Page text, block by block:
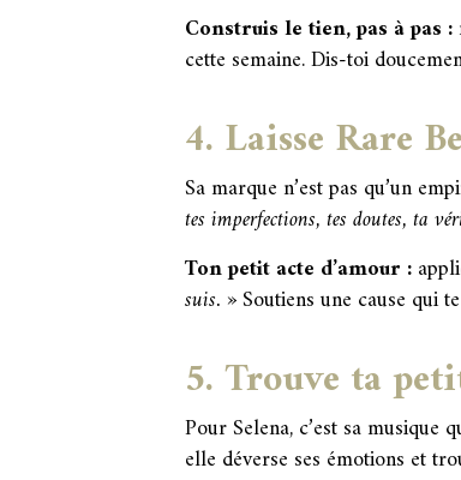
Construis le tien, pas à pas :
cette semaine. Dis-toi
4. Laisse Rare
Sa marque n’est pas qu’un
tes imperfections, tes doutes, ta
Ton petit acte d’amour :
suis. »Soutiens une cause qui
5. Trouve ta
Pour Selena, c’est sa musique
elle déverse ses émotions et